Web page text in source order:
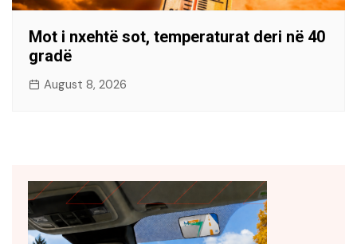
Mot i nxehtë sot, temperaturat deri në 40
gradë
August 8, 2026